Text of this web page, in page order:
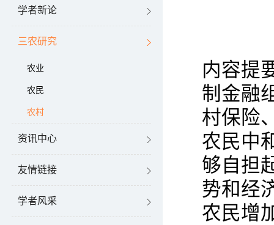
学者新论
三农研究
农业
农民
农村
资讯中心
友情链接
学者风采
内容提
制金融
村保险
农民中
够自担
势和经
农民增